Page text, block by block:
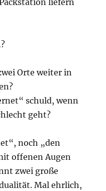
liefern
Orte weiter in
schuld, wenn
geht?
noch „den
offenen Augen
zwei große
Mal ehrlich,